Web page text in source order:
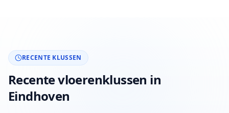
RECENTE KLUSSEN
Recente vloerenklussen in
Eindhoven